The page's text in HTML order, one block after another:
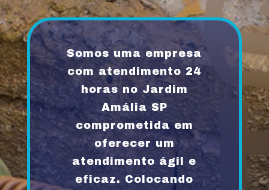
Somos uma empresa
com atendimento 24
horas no Jardim
Amália SP
comprometida em
oferecer um
atendimento ágil e
eficaz. Colocando